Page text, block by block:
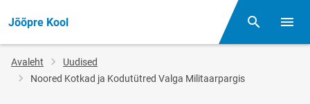
Jõõpre Kool Otsing
Jälglink
Avaleht
Uudised
Noored Kotkad ja Kodutütred Valga Militaarpargis